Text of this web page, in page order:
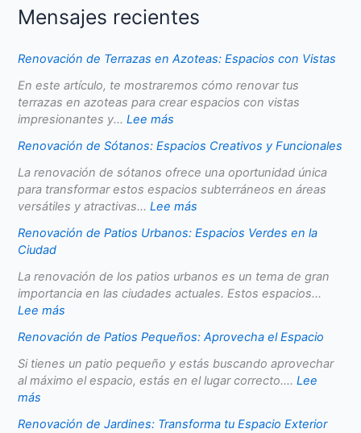
Mensajes recientes
Renovación de Terrazas en Azoteas: Espacios con Vistas
En este artículo, te mostraremos cómo renovar tus
terrazas en azoteas para crear espacios con vistas
impresionantes y...Lee más
Renovación de Sótanos: Espacios Creativos y Funcionales
La renovación de sótanos ofrece una oportunidad única
para transformar estos espacios subterráneos en áreas
versátiles y atractivas...Lee más
Renovación de Patios Urbanos: Espacios Verdes en la
Ciudad
La renovación de los patios urbanos es un tema de gran
importancia en las ciudades actuales. Estos espacios...
Lee más
Renovación de Patios Pequeños: Aprovecha el Espacio
Si tienes un patio pequeño y estás buscando aprovechar
al máximo el espacio, estás en el lugar correcto....Lee
más
Renovación de Jardines: Transforma tu Espacio Exterior